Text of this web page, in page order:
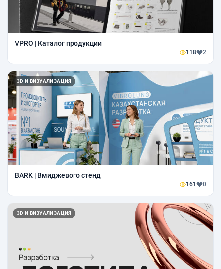
VPRO | Каталог продукции
118 2
3D И ВИЗУАЛИЗАЦИЯ
BARK | Bмиджевого стенд
161 0
3D И ВИЗУАЛИЗАЦИЯ